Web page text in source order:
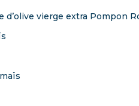
d’olive vierge extra Pompon